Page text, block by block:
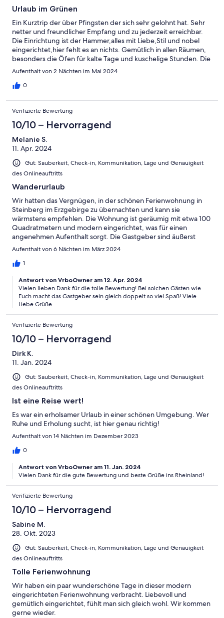
Urlaub im Grünen
Ein Kurztrip der über Pfingsten der sich sehr gelohnt hat. Sehr
netter und freundlicher Empfang und zu jederzeit erreichbar.
Die Einrichtung ist der Hammer,alles mit Liebe,Stil und nobel
eingerichtet,hier fehlt es an nichts. Gemütlich in allen Räumen,
besonders die Öfen für kalte Tage und kuschelige Stunden. Die
Umgebung bietet alles, Natur pur,Ruhe und zahlreiche
vom Alltag abschalten möchte,dann ist das perfekt. Wir
Aufenthalt von 2 Nächten im Mai 2024
0
Verifizierte Bewertung
10/10 – Hervorragend
Melanie S.
11. Apr. 2024
Gut: Sauberkeit, Check-in, Kommunikation, Lage und Genauigkeit
des Onlineauftritts
Wanderurlaub
Wir hatten das Vergnügen, in der schönen Ferienwohnung in
Steinberg im Erzgebirge zu übernachten und kann sie
wärmstens empfehlen. Die Wohnung ist geräumig mit etwa 100
Quadratmetern und modern eingerichtet, was für einen
angenehmen Aufenthalt sorgt. Die Gastgeber sind äußerst
sympathisch und offen für ein entspanntes Beisammensein,
vom Milchbauern in der Nähe zu bekommen, ist ein zusätzliches
somit die perfekte Kulisse für einen erholsamen Urlaub.
Insgesamt war unser Aufenthalt in der Ferienwohnung äußerst
angenehm und wir würden sie definitiv weiterempfehlen. Wir
kommen sicher wieder :)
Aufenthalt von 6 Nächten im März 2024
1
Antwort von VrboOwner am 12. Apr. 2024
Vielen lieben Dank für die tolle Bewertung! Bei solchen Gästen wie
Euch macht das Gastgeber sein gleich doppelt so viel Spaß! Viele
Liebe Grüße
Verifizierte Bewertung
10/10 – Hervorragend
Dirk K.
11. Jan. 2024
Gut: Sauberkeit, Check-in, Kommunikation, Lage und Genauigkeit
des Onlineauftritts
Ist eine Reise wert!
Es war ein erholsamer Urlaub in einer schönen Umgebung. Wer
Ruhe und Erholung sucht, ist hier genau richtig!
Aufenthalt von 14 Nächten im Dezember 2023
0
Antwort von VrboOwner am 11. Jan. 2024
Vielen Dank für die gute Bewertung und beste Grüße ins Rheinland!
Verifizierte Bewertung
10/10 – Hervorragend
Sabine M.
28. Okt. 2023
Gut: Sauberkeit, Check-in, Kommunikation, Lage und Genauigkeit
des Onlineauftritts
Tolle Ferienwohnung
Wir haben ein paar wunderschöne Tage in dieser modern
eingerichteten Ferienwohnung verbracht. Liebevoll und
gemütlich eingerichtet, fühlt man sich gleich wohl. Wir kommen
gerne wieder.